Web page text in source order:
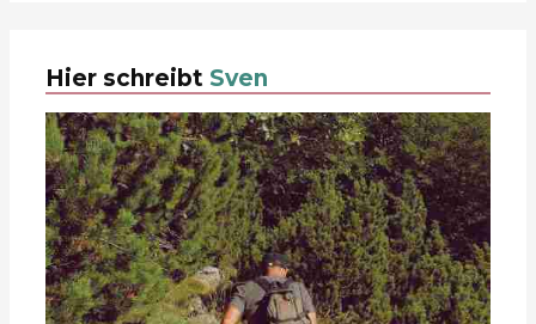
Hier schreibt Sven